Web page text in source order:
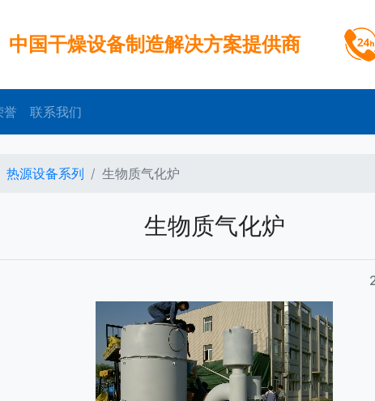
中国干燥设备制造解决方案提供商
誉 联系我们
热源设备系列 生物质气化炉
生物质气化炉